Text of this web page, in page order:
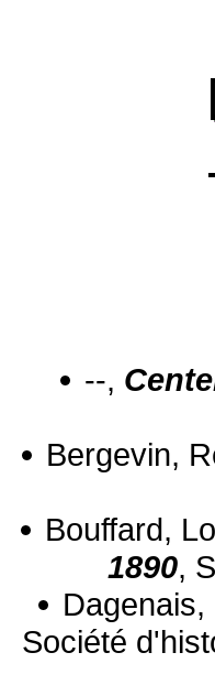
--,
Bergevin,
Bouffard,
1890,
Dagenais,
Société